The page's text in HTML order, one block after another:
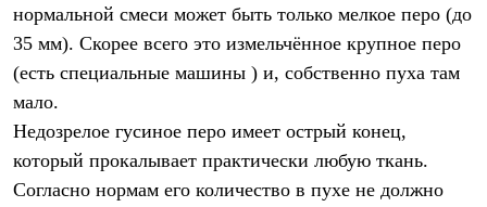
нормальной смеси может быть только мелкое перо (до
35 мм). Скорее всего это измельчённое крупное перо
(есть специальные машины ) и, собственно пуха там
мало.
Недозрелое гусиное перо имеет острый конец,
который прокалывает практически любую ткань.
Согласно нормам его количество в пухе не должно